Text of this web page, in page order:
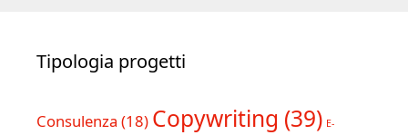
Tipologia progetti
Consulenza (18) Copywriting (39) E-